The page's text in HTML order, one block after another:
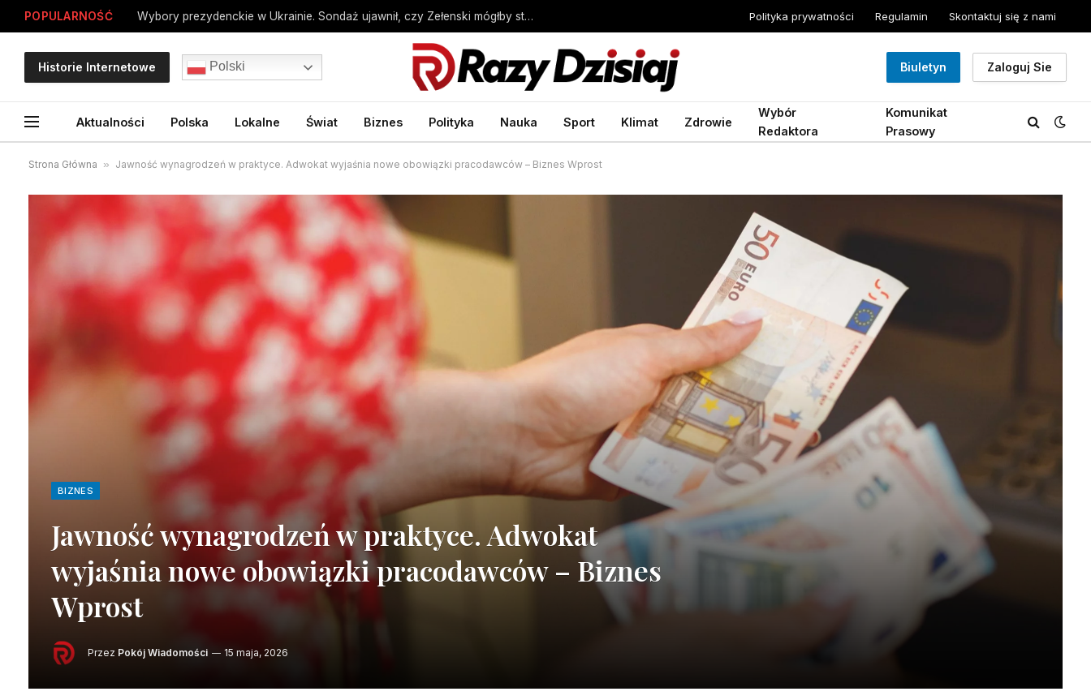
POPULARNOŚĆ Wybory prezydenckie w Ukrainie. Sondaż ujawnił, czy Zełenski mógłby stracić władzę – Wprost Polityka prywatności Regulamin Skontaktuj się z nami
Historie Internetowe Polski Biuletyn Zaloguj Sie
Aktualności Polska Lokalne Świat Biznes Polityka Nauka Sport Klimat Zdrowie
Wybór
Redaktora
Komunikat
Prasowy
Strona Główna » Jawność wynagrodzeń w praktyce. Adwokat wyjaśnia nowe obowiązki pracodawców – Biznes Wprost
BIZNES
Jawność wynagrodzeń w praktyce. Adwokat
wyjaśnia nowe obowiązki pracodawców – Biznes
Wprost
Przez Pokój Wiadomości 15 maja, 2026